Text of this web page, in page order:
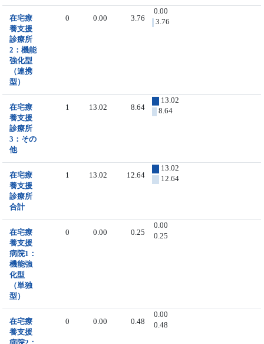
在宅療
養支援
診療所
2：機能
強化型
（連携
型）
0 0.00 3.76
0.00
3.76
在宅療
養支援
診療所
3：その
他
1 13.02 8.64
13.02
8.64
在宅療
養支援
診療所
合計
1 13.02 12.64
13.02
12.64
在宅療
養支援
病院1：
機能強
化型
（単独
型）
0 0.00 0.25
0.00
0.25
在宅療
養支援
0 0.00 0.48
0.00
0.48